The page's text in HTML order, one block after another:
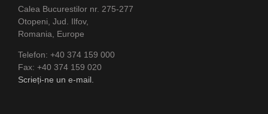
Calea Bucurestilor nr. 275-277
Otopeni, Jud. Ilfov,
Romania, Europe
Telefon: +40 374 159 000
Fax: +40 374 159 020
Scrieți-ne un e-mail.